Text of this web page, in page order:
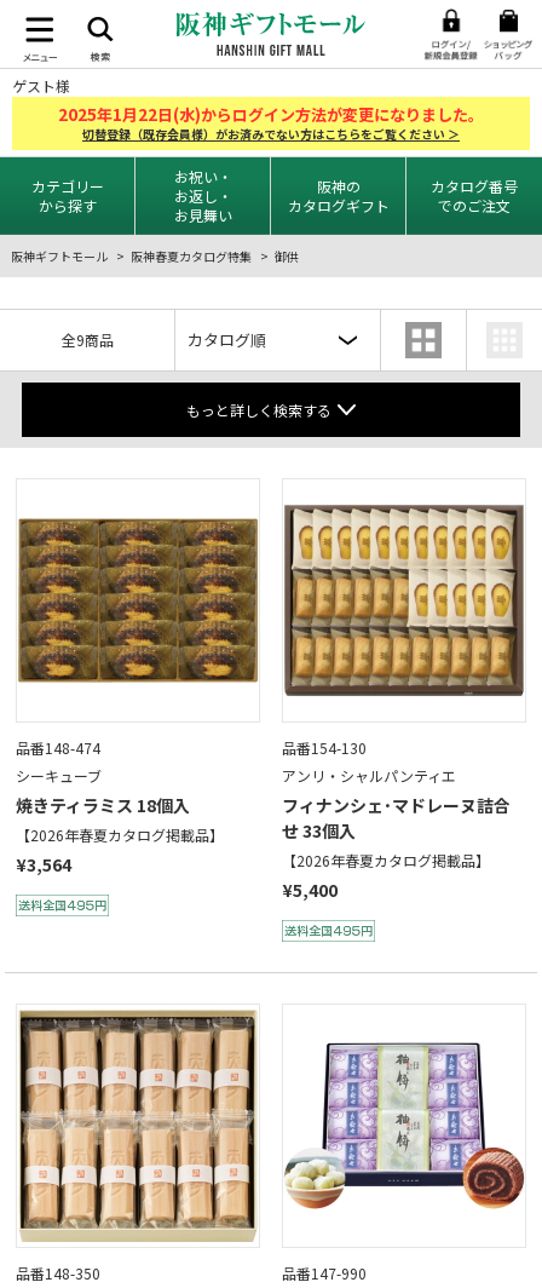
ゲスト様
2025年1月22日(水)からログイン方法が変更になりました。
切替登録（既存会員様）がお済みでない方はこちらをご覧ください ＞
カテゴリー
から探す
お祝い・
お返し・
お見舞い
阪神の
カタログギフト
カタログ番号
でのご注文
阪神ギフトモール 阪神春夏カタログ特集 御供
全9商品
もっと詳しく検索する
品番148-474
シーキューブ
焼きティラミス 18個入
【2026年春夏カタログ掲載品】
¥3,564
品番154-130
アンリ・シャルパンティエ
フィナンシェ･マドレーヌ詰合
せ 33個入
【2026年春夏カタログ掲載品】
¥5,400
品番148-350
品番147-990